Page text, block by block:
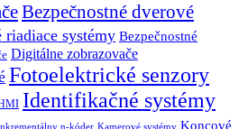
Bezpečnostné dverové
riadiace systémy Bezpečnostné
Digitálne zobrazovače
Fotoelektrické senzory
Identifikačné systémy
Koncové